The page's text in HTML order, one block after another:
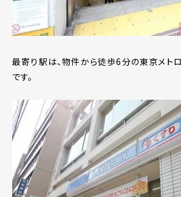
最寄り駅は、物件から徒歩6分の東京メト
です。